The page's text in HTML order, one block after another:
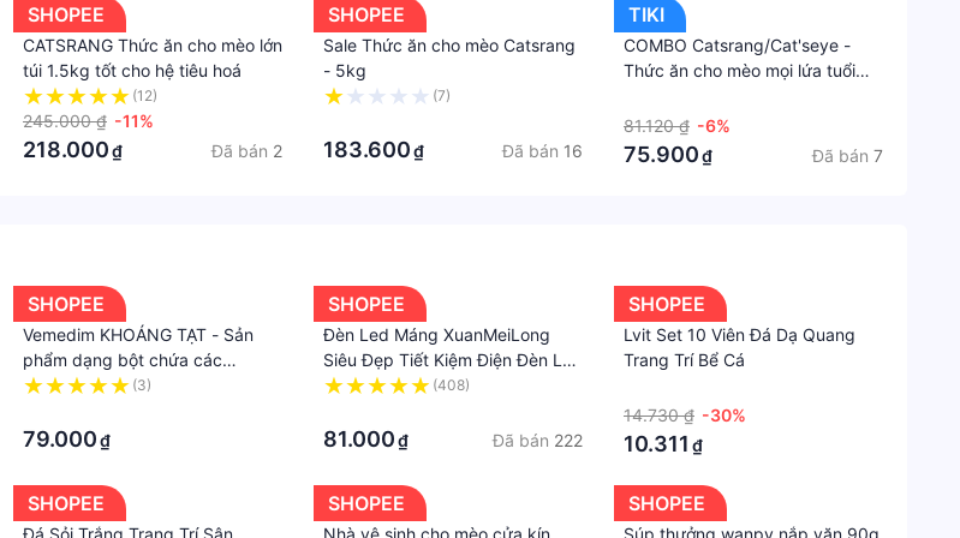
6, cung cấp xơ hòa tan để hỗ trợ tiêu hóa - đặc tính chống viêm, cải thiện tim mạch cũng
biết nhất là khử mùi phân khi mèo ăn Catsrang.
vitamin.
FUSION GROUP, Địa chỉ: Lô L1-06B-07B-08B Khu du lịch sinh thái cao cấp An Khánh,xã An
#hatcatsrang #thức ăn cho mèo Catsrang #thứcănchomèo #thứcănchomèocatsrang
SHOPEE
CATSRANG Thức ăn cho mèo lớn
túi 1.5kg tốt cho hệ tiêu hoá
(12)
245.000 ₫ -11%
218.000₫ Đã bán 2
SHOPEE
Sale Thức ăn cho mèo Catsrang
- 5kg
(7)
183.600₫ Đã bán 16
TIKI
COMBO Catsrang/Cat'seye -
Thức ăn cho mèo mọi lứa tuổi
81.120 ₫ -6%
75.900₫ Đã bán 7
SHOPEE
Vemedim KHOÁNG TẠT - Sản
phẩm dạng bột chứa các
khoáng cần thiết cho nhu cầu
(3)
79.000₫
SHOPEE
Đèn Led Máng XuanMeiLong
Siêu Đẹp Tiết Kiệm Điện Đèn Led
XML Cho Bể Cá Thủy Si
(408)
81.000₫ Đã bán 222
SHOPEE
Lvit Set 10 Viên Đá Dạ Quang
Trang Trí Bể Cá
14.730 ₫ -30%
10.311 ₫
SHOPEE
Đá Sỏi Trắng Trang Trí Sân
SHOPEE
Nhà vệ sinh cho mèo cửa kín
SHOPEE
Súp thưởng wanpy nắp vặn 90g